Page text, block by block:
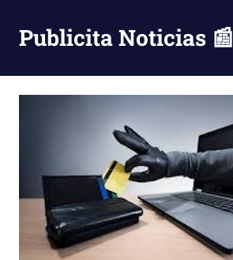
contenido
Publicita Noticias 📰